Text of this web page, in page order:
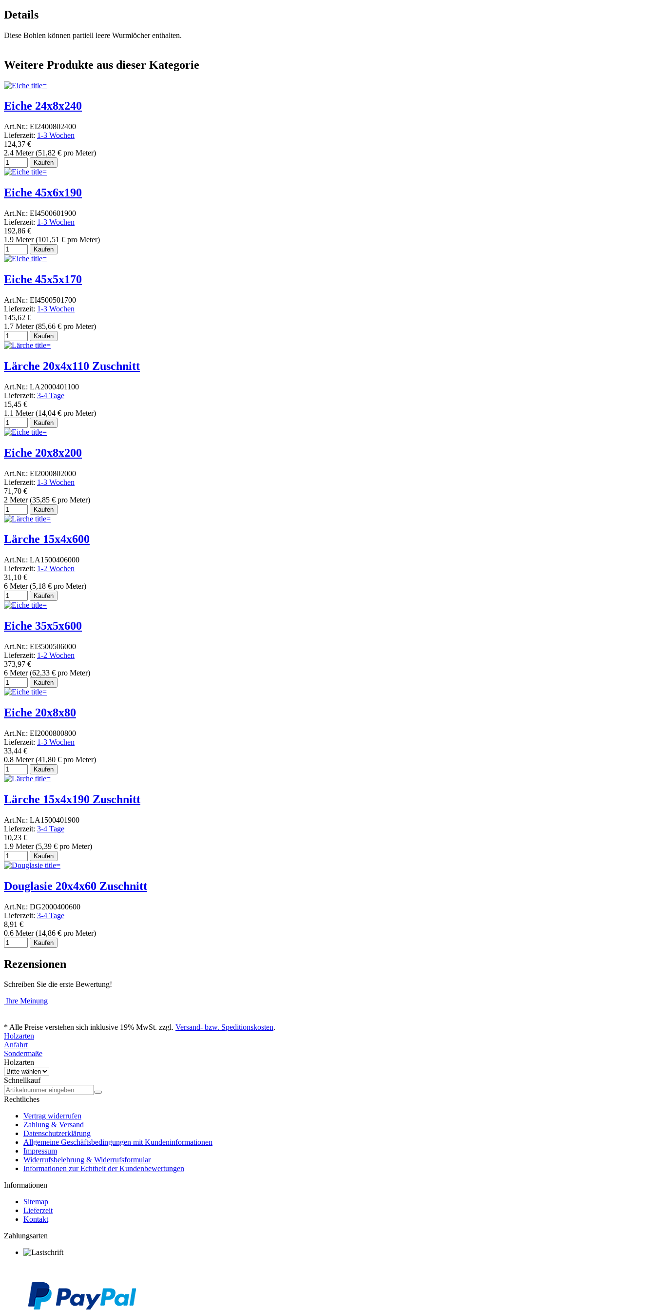
Details
Diese Bohlen können partiell leere Wurmlöcher enthalten.
Weitere Produkte aus dieser Kategorie
Eiche 24x8x240
Art.Nr.: EI2400802400
Lieferzeit: 1-3 Wochen
124,37 €
2.4 Meter (51,82 € pro Meter)
Kaufen
Eiche 45x6x190
Art.Nr.: EI4500601900
Lieferzeit: 1-3 Wochen
192,86 €
1.9 Meter (101,51 € pro Meter)
Kaufen
Eiche 45x5x170
Art.Nr.: EI4500501700
Lieferzeit: 1-3 Wochen
145,62 €
1.7 Meter (85,66 € pro Meter)
Kaufen
Lärche 20x4x110 Zuschnitt
Art.Nr.: LA2000401100
Lieferzeit: 3-4 Tage
15,45 €
1.1 Meter (14,04 € pro Meter)
Kaufen
Eiche 20x8x200
Art.Nr.: EI2000802000
Lieferzeit: 1-3 Wochen
71,70 €
2 Meter (35,85 € pro Meter)
Kaufen
Lärche 15x4x600
Art.Nr.: LA1500406000
Lieferzeit: 1-2 Wochen
31,10 €
6 Meter (5,18 € pro Meter)
Kaufen
Eiche 35x5x600
Art.Nr.: EI3500506000
Lieferzeit: 1-2 Wochen
373,97 €
6 Meter (62,33 € pro Meter)
Kaufen
Eiche 20x8x80
Art.Nr.: EI2000800800
Lieferzeit: 1-3 Wochen
33,44 €
0.8 Meter (41,80 € pro Meter)
Kaufen
Lärche 15x4x190 Zuschnitt
Art.Nr.: LA1500401900
Lieferzeit: 3-4 Tage
10,23 €
1.9 Meter (5,39 € pro Meter)
Kaufen
Douglasie 20x4x60 Zuschnitt
Art.Nr.: DG2000400600
Lieferzeit: 3-4 Tage
8,91 €
0.6 Meter (14,86 € pro Meter)
Kaufen
Rezensionen
Schreiben Sie die erste Bewertung!
Ihre Meinung
* Alle Preise verstehen sich inklusive 19% MwSt. zzgl. Versand- bzw. Speditionskosten.
Holzarten
Anfahrt
Sondermaße
Holzarten
Schnellkauf
Rechtliches
Vertrag widerrufen
Zahlung & Versand
Datenschutzerklärung
Allgemeine Geschäftsbedingungen mit Kundeninformationen
Impressum
Widerrufsbelehrung & Widerrufsformular
Informationen zur Echtheit der Kundenbewertungen
Informationen
Sitemap
Lieferzeit
Kontakt
Zahlungsarten